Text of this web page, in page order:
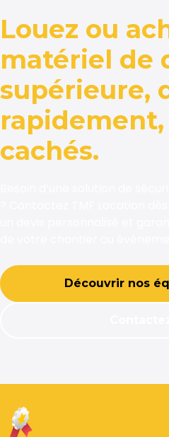
Louez ou
matériel de
supérieure,
rapidement,
cachés.
Découvrir nos